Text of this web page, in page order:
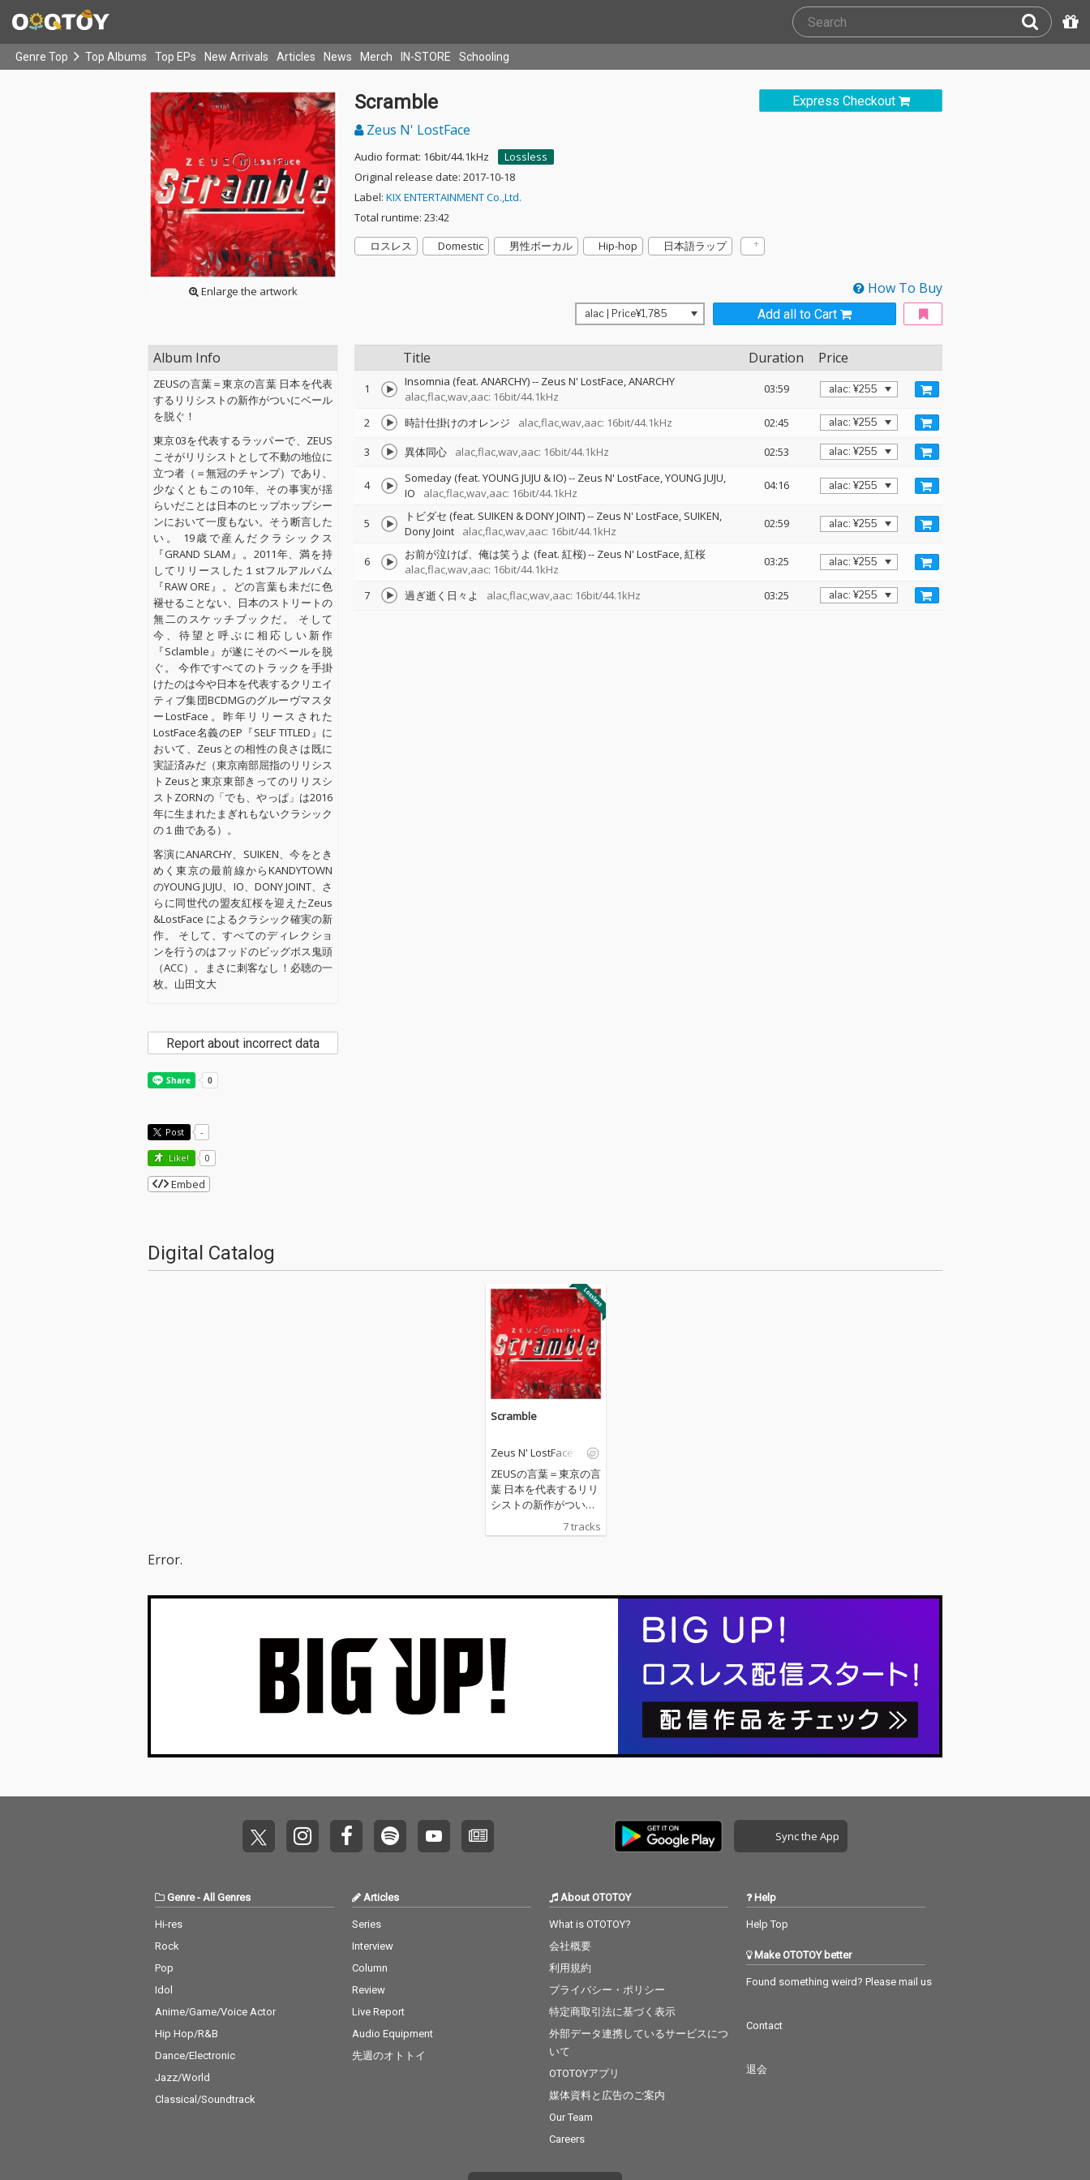
Genre Top Top Albums Top EPs New Arrivals Articles News Merch IN-STORE Schooling
Enlarge the artwork
Express Checkout
Scramble
Zeus N' LostFace
Audio format: 16bit/44.1kHz
Lossless
Original release date: 2017-10-18
Label: KIX ENTERTAINMENT Co.,Ltd.
Total runtime: 23:42
ロスレス
Domestic 男性ボーカル Hip-hop 日本語ラップ
How To Buy
Add all to Cart
Title Duration Price
1 Insomnia (feat. ANARCHY)-- Zeus N' LostFace ANARCHY
alac,flac,wav,aac: 16bit/44.1kHz
03:59
2 時計仕掛けのオレンジ alac,flac,wav,aac: 16bit/44.1kHz
02:45
3
異体同心 alac,flac,wav,aac: 16bit/44.1kHz 02:53
4 Someday (feat. YOUNG JUJU & IO)-- Zeus N' LostFace YOUNG JUJU
IO
alac,flac,wav,aac: 16bit/44.1kHz
04:16
5 トビダセ (feat. SUIKEN & DONY JOINT)-- Zeus N' LostFace SUIKEN
Dony Joint
alac,flac,wav,aac: 16bit/44.1kHz
02:59
6 お前が泣けば、俺は笑うよ (feat. 紅桜)-- Zeus N' LostFace 紅桜
alac,flac,wav,aac: 16bit/44.1kHz
03:25
7 過ぎ逝く日々よ alac,flac,wav,aac: 16bit/44.1kHz 03:25
Album Info
ZEUSの言葉＝東京の言葉 日本を代表
するリリシストの新作がついにベール
を脱ぐ！
東京03を代表するラッパーで、ZEUS
こそがリリシストとして不動の地位に
立つ者（＝無冠のチャンプ）であり、
少なくともこの10年、その事実が揺
らいだことは日本のヒップホップシー
ンにおいて一度もない。そう断言した
い。 19歳で産んだクラシックス
『GRAND SLAM』。2011年、満を持
してリリースした１stフルアルバム
『RAW ORE』。どの言葉も未だに色
褪せることない、日本のストリートの
無二のスケッチブックだ。 そして
今、待望と呼ぶに相応しい新作
『Sclamble』が遂にそのベールを脱
ぐ。 今作ですべてのトラックを手掛
けたのは今や日本を代表するクリエイ
ティブ集団BCDMGのグルーヴマスタ
ーLostFace。昨年リリースされた
LostFace名義のEP『SELF TITLED』に
おいて、Zeusとの相性の良さは既に
実証済みだ（東京南部屈指のリリシス
トZeusと東京東部きってのリリスシ
ストZORNの「でも、やっぱ」は2016
年に生まれたまぎれもないクラシック
の１曲である）。
客演にANARCHY、SUIKEN、今をとき
めく東京の最前線からKANDYTOWN
のYOUNG JUJU、IO、DONY JOINT、さ
らに同世代の盟友紅桜を迎えたZeus
&LostFace によるクラシック確実の新
作。 そして、すべてのディレクショ
ンを行うのはフッドのビッグボス鬼頭
（ACC）。まさに刺客なし！必聴の一
枚。山田文大
Report about incorrect data
Post -
Like! 0
Embed
Digital Catalog
Scramble
Zeus N' LostFace
ZEUSの言葉＝東京の言
葉 日本を代表するリリ
シストの新作がついに
を代表するラッパー
ャンプ）であり、少な
日本のヒップホップシ
ーンにおいて一度もな
い。そう断言したい。
19歳で産んだクラシッ
クス『GRAND SLA
日本のストリートの無
だ。 そして今、待望と
ですべてのトラックを
手掛けたのは今や日本
を代表するクリエイテ
ルーヴマスターLostFac
e。昨年リリースされ
たLostFace名義のEP
『SELF TITLED』におい
て、Zeusとの相性の良
さは既に実証済みだ
（東京南部屈指のリリ
シストZeusと東京東部
きってのリリスシスト
ZORNの「でも、やっ
ぱ」は2016年に生まれ
たまぎれもないクラシ
ックの１曲である）。
7 tracks
Error.
Sync the App
Genre- All Genres
Hi-res
Rock
Pop
Idol
Anime/Game/Voice Actor
Hip Hop/R&B
Dance/Electronic
Jazz/World
Classical/Soundtrack
Articles
Series
Interview
Column
Review
Live Report
Audio Equipment
先週のオトトイ
About OTOTOY
What is OTOTOY?
会社概要
利用規約
プライバシー・ポリシー
特定商取引法に基づく表示
外部データ連携しているサービスにつ
いて
OTOTOYアプリ
媒体資料と広告のご案内
Our Team
Careers
Help
Help Top
Make OTOTOY better
Found something weird? Please mail us
Contact
退会